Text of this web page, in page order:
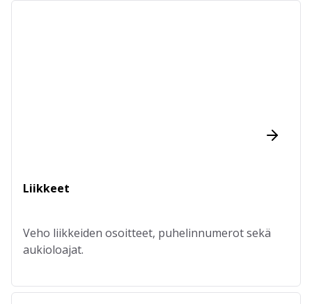
Liikkeet
Veho liikkeiden osoitteet, puhelinnumerot sekä
aukioloajat.